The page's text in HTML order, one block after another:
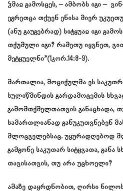
ჴმაჲ გამოსცეს, – ამბობს იგი –
ეგრეთცა თქუენ ენისა მიერ
(ანუ გაუგებრად) სიტყუაჲ იგი
თქუმული იგი? რამეთუ იყვნეთ,
მეტყუელნი”(1კორ.14:8-9).
მართალია, მოციქულმა ეს
სულიწმინდის გარდამოცემის
გამომთქმელთათვის განაცხადა,
სამართლიანად განუკუთვნებენ
მლოცველებსაც. უყურადღებოდ
გამგონე საკუთარ სიტყვათა, განა
თავისათვის, თუ არა უცხოელი?
ამაზე დაყრდნობით, ღირსი